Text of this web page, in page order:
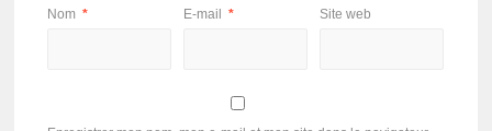
Nom * E-mail * Site web